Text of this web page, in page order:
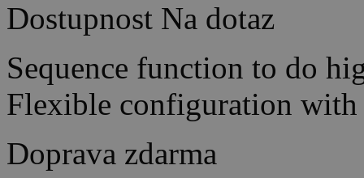
Dostupnost Na dotaz
Sequence function to do
Flexible configuration
Doprava zdarma